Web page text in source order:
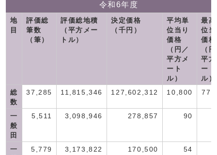
令和6年度
地
目
評価総
筆数
（筆）
評価総地積
（平方メー
トル）
決定価格
（千円）
平均単
位当り
価格
（円／
平方メ
ート
ル）
最
位
価格
（
平
ート
ル）
総
数
37,285 11,815,346 127,602,312 10,800
一
般
田
5,511 3,098,946 278,857 90
一
5,779 3,173,822 170,500 54